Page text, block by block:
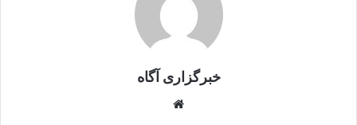
خبرگزاری آگاه